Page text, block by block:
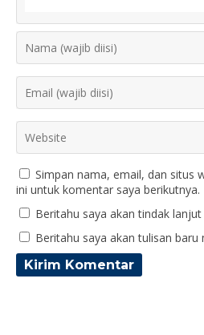
Simpan nama, email, dan situs
ini untuk komentar saya berikutnya.
Beritahu saya akan tindak
Beritahu saya akan tulisan baru